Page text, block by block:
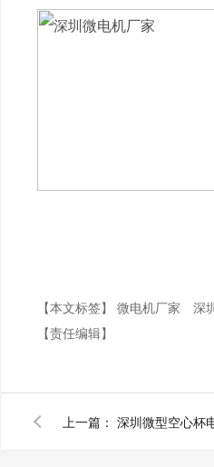
【本文标签】 微电机厂家
深
【责任编辑】
上一篇： 深圳微型空心杯